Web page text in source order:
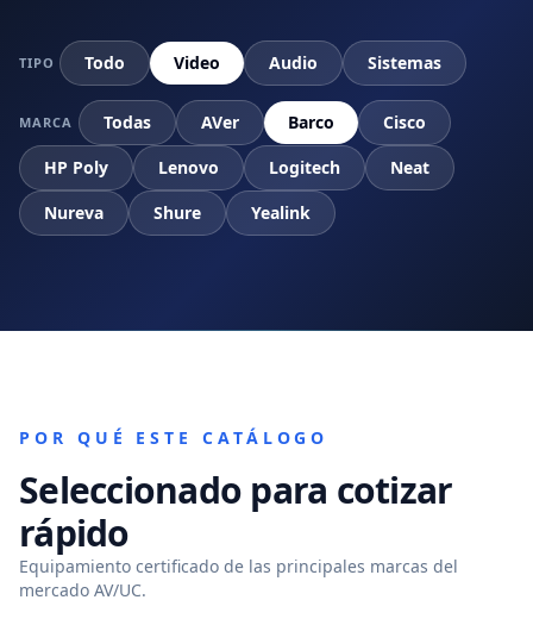
TIPO Todo Video Audio Sistemas
MARCA Todas AVer Barco
Cisco
HP Poly
Lenovo Logitech
Neat
Nureva
Shure Yealink
POR QUÉ ESTE CATÁLOGO
Seleccionado para cotizar
rápido
Equipamiento certificado de las principales marcas del
mercado AV/UC.